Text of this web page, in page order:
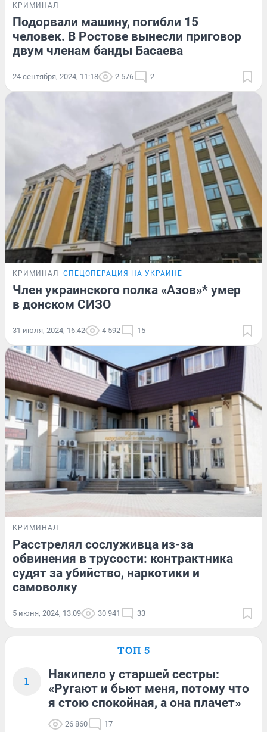
КРИМИНАЛ
Подорвали машину, погибли 15
человек. В Ростове вынесли приговор
двум членам банды Басаева
24 сентября, 2024, 11:18 2 576 2
КРИМИНАЛ СПЕЦОПЕРАЦИЯ НА УКРАИНЕ
Член украинского полка «Азов»* умер
в донском СИЗО
31 июля, 2024, 16:42 4 592 15
КРИМИНАЛ
Расстрелял сослуживца из-за
обвинения в трусости: контрактника
судят за убийство, наркотики и
самоволку
5 июня, 2024, 13:09 30 941 33
ТОП 5
1
Накипело у старшей сестры:
«Ругают и бьют меня, потому что
я стою спокойная, а она плачет»
26 860 17